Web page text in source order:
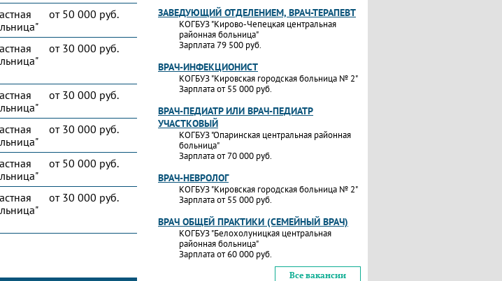
от 50 000 руб.
от 30 000 руб.
от 30 000 руб.
от 30 000 руб.
от 50 000 руб.
от 30 000 руб.
ЗАВЕДУЮЩИЙ ОТДЕЛЕНИЕМ, ВРАЧ-ТЕРАПЕВТ
КОГБУЗ "Кирово-Чепецкая центральная
районная больница"
Зарплата 79 500 руб.
ВРАЧ-ИНФЕКЦИОНИСТ
КОГБУЗ "Кировская городская больница № 2"
Зарплата от 55 000 руб.
ВРАЧ-ПЕДИАТР ИЛИ ВРАЧ-ПЕДИАТР
УЧАСТКОВЫЙ
КОГБУЗ "Опаринская центральная районная
больница"
Зарплата от 70 000 руб.
ВРАЧ-НЕВРОЛОГ
КОГБУЗ "Кировская городская больница № 2"
Зарплата от 55 000 руб.
ВРАЧ ОБЩЕЙ ПРАКТИКИ (СЕМЕЙНЫЙ ВРАЧ)
КОГБУЗ "Белохолуницкая центральная
районная больница"
Зарплата от 60 000 руб.
Все вакансии